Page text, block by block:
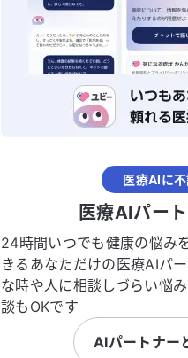
医療AIに
医療AIパー
24時間いつでも健康の悩み
きるあなただけの医療AIパ
な時や人に相談しづらい悩
談もOKです
AIパートナー